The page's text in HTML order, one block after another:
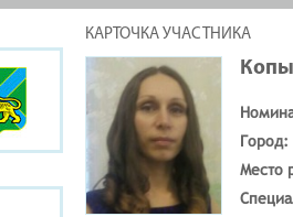
КАРТОЧКА УЧАСТНИКА
Город:
Место